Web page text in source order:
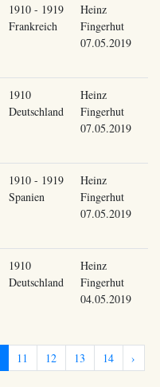
1910 - 1919
Frankreich
Heinz
Fingerhut
07.05.2019
1910
Deutschland
Heinz
Fingerhut
07.05.2019
1910 - 1919
Spanien
Heinz
Fingerhut
07.05.2019
1910
Deutschland
Heinz
Fingerhut
04.05.2019
11 12 13 14
›